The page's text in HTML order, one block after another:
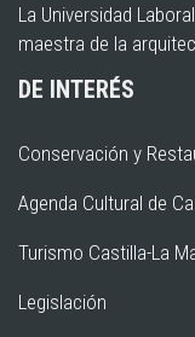
La Universidad
maestra de la
DE INTERÉS
Conservación y
Agenda Cultural de
Turismo Castilla-La
Legislación